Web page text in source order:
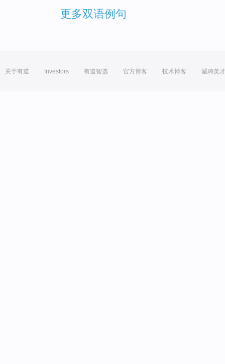
更多双语例句
关于有道 Investors 有道智选 官方博客 技术博客 诚聘英才